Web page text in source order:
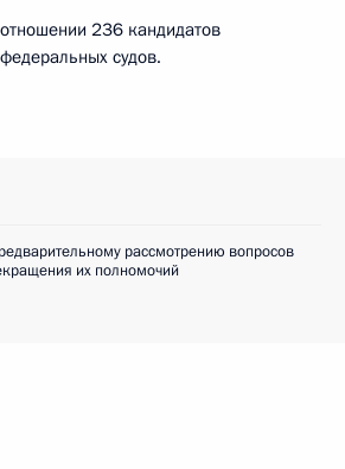
236 кандидатов
судов.
рассмотрению вопросов
их полномочий